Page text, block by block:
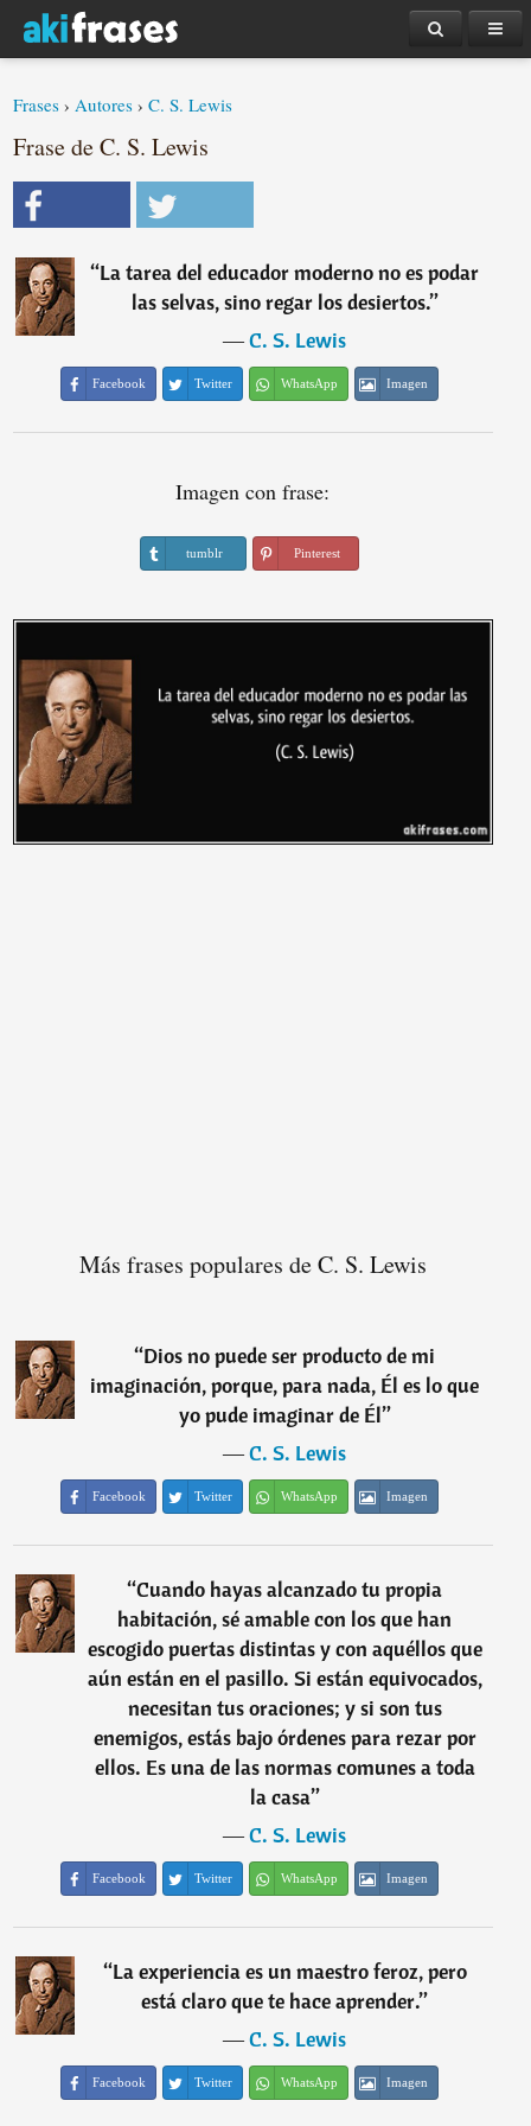
Frases ›Autores ›C. S. Lewis
Frase de C. S. Lewis
“La tarea del educador moderno no es podar
las selvas, sino regar los desiertos.”
―C. S. Lewis
Facebook Twitter WhatsApp Imagen
Imagen con frase:
tumblr Pinterest
Más frases populares de C. S. Lewis
“Dios no puede ser producto de mi
imaginación, porque, para nada, Él es lo que
yo pude imaginar de Él”
―C. S. Lewis
Facebook Twitter WhatsApp Imagen
“Cuando hayas alcanzado tu propia
habitación, sé amable con los que han
escogido puertas distintas y con aquéllos que
aún están en el pasillo. Si están equivocados,
necesitan tus oraciones; y si son tus
enemigos, estás bajo órdenes para rezar por
ellos. Es una de las normas comunes a toda
la casa”
―C. S. Lewis
Facebook Twitter WhatsApp Imagen
“La experiencia es un maestro feroz, pero
está claro que te hace aprender.”
―C. S. Lewis
Facebook Twitter WhatsApp Imagen